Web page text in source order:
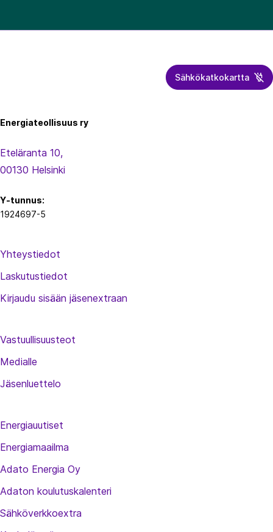
Sähkökatkokartta
Energiateollisuus ry
Eteläranta 10,
00130 Helsinki
Y-tunnus:
1924697-5
Yhteystiedot
Laskutustiedot
Kirjaudu sisään jäsenextraan
Vastuullisuusteot
Medialle
Jäsenluettelo
Energiauutiset
Energiamaailma
Adato Energia Oy
Adaton koulutuskalenteri
Sähköverkkoextra